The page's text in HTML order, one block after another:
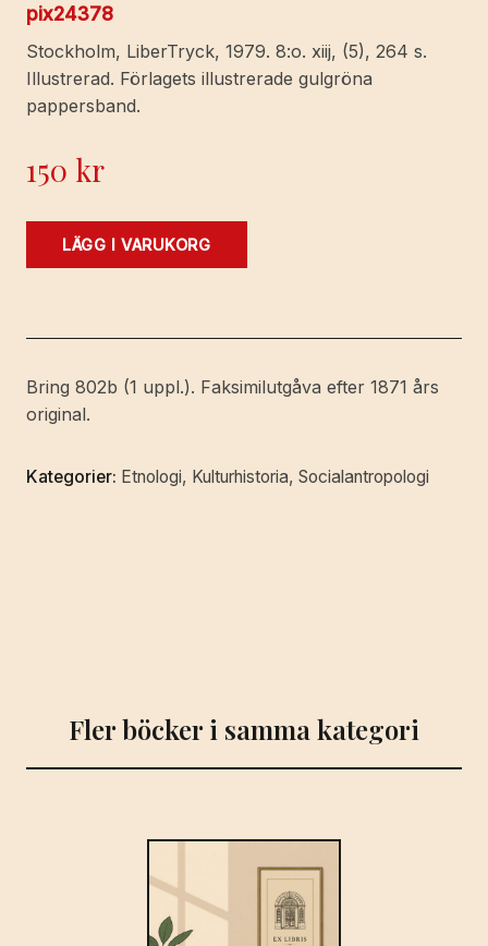
pix24378
Stockholm, LiberTryck, 1979. 8:o. xiij, (5), 264 s.
Illustrerad. Förlagets illustrerade gulgröna
pappersband.
150 kr
Svenska
av
Swederus.
Förord
Sven
LiberFörlag.
LÄGG I VARUKORG
Bring 802b (1 uppl.). Faksimilutgåva efter 1871 års
original.
Kategorier: Etnologi, Kulturhistoria, Socialantropologi
Fler böcker i samma kategori